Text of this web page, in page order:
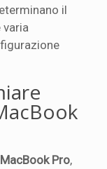
il
varia
MacBook Pro,